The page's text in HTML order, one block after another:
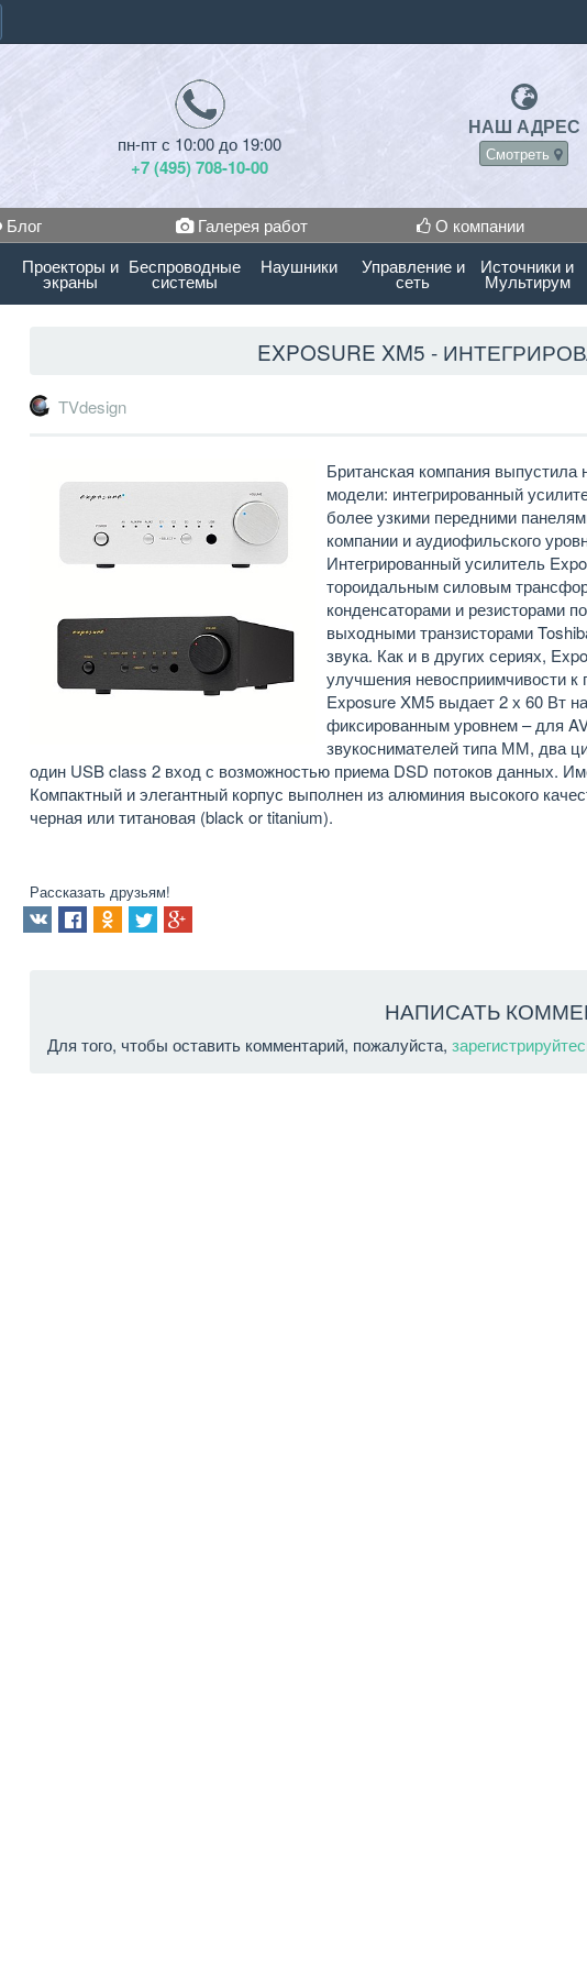
пн-пт с 10:00 до 19:00
+7 (495) 708-10-00
НАШ АДРЕС
Смотреть
Блог Галерея работ О компании
Проекторы и
экраны
Беспроводные
системы
Наушники Управление и
сеть
Источники и
Мультирум
EXPOSURE XM5 -
TVdesign
Британская компания
модели: интегрированный
более узкими передними
компании и аудиофильского
Интегрированный усилитель
тороидальным силовым
конденсаторами и резисторами
выходными транзисторами
звука. Как и в других сериях,
улучшения невосприимчивости к
Exposure XM5 выдает 2 х 60 Вт
фиксированным уровнем – для
звукоснимателей типа ММ, два
один USB class 2 вход с возможностью приема DSD потоков данных.
Компактный и элегантный корпус выполнен из алюминия высокого
черная или титановая (black or titanium).
Рассказать друзьям!
НАПИСАТЬ
Для того, чтобы оставить комментарий, пожалуйста,